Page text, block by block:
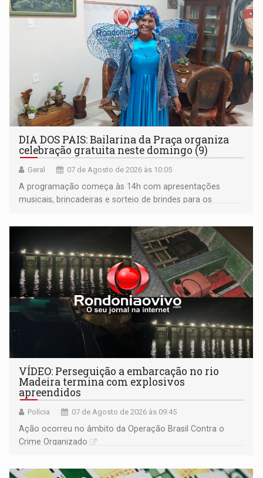
DIA DOS PAIS: Bailarina da Praça organiza
celebração gratuita neste domingo (9)
Geral 07 de Agosto de 2026 às 10:05
A programação começa às 14h com apresentações
musicais, brincadeiras e sorteio de brindes para os
bolo e canto de parabéns dedicado aos pais
VÍDEO: Perseguição a embarcação no rio
Madeira termina com explosivos
apreendidos
Polícia 07 de Agosto de 2026 às 09:45
Ação ocorreu no âmbito da Operação Brasil Contra o
Crime Organizado